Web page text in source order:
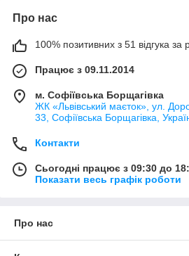
Про нас
100% позитивних з 51 відгука за
Працює з 09.11.2014
м. Софіївська Борщагівка
ЖК «Львівський маєток», ул.
33, Софіївська Борщагівка,
Контакти
Сьогодні працює з 09:30 до
Показати весь графік роботи
Про нас